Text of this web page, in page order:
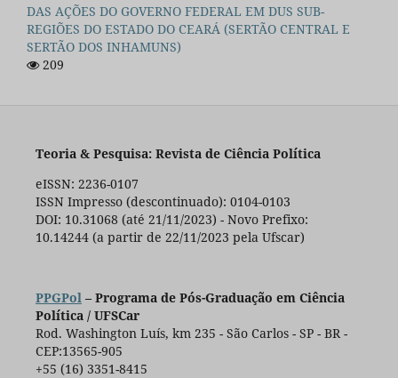
DAS AÇÕES DO GOVERNO FEDERAL EM DUS SUB-
REGIÕES DO ESTADO DO CEARÁ (SERTÃO CENTRAL E
SERTÃO DOS INHAMUNS)
209
Teoria & Pesquisa: Revista de Ciência Política
eISSN: 2236-0107
ISSN Impresso (descontinuado): 0104-0103
DOI: 10.31068 (até 21/11/2023) - Novo Prefixo:
10.14244 (a partir de 22/11/2023 pela Ufscar)
PPGPol – Programa de Pós-Graduação em Ciência
Política / UFSCar
Rod. Washington Luís, km 235 - São Carlos - SP - BR -
CEP:13565-905
+55 (16) 3351-8415